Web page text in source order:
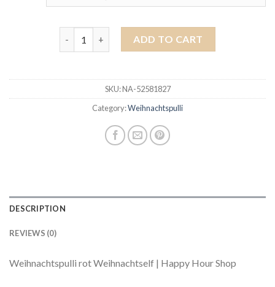
weihnachtspulli quantityADD TO CART
SKU:NA-52581827
Category:Weihnachtspulli
DESCRIPTION
REVIEWS (0)
Weihnachtspulli rot Weihnachtself | Happy Hour Shop